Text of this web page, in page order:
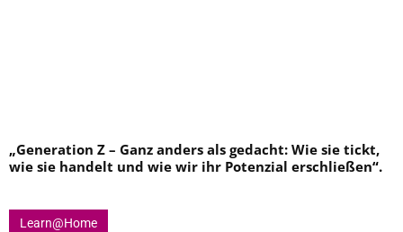
„Generation Z – Ganz anders als gedacht: Wie sie tickt,
wie sie handelt und wie wir ihr Potenzial erschließen“.
Learn@Home